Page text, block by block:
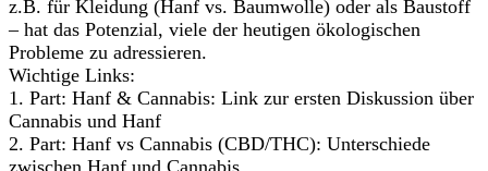
z.B. für Kleidung (Hanf vs. Baumwolle) oder als Baustoff
– hat das Potenzial, viele der heutigen ökologischen
Probleme zu adressieren.
Wichtige Links:
1. Part: Hanf & Cannabis: Link zur ersten Diskussion über
Cannabis und Hanf
2. Part: Hanf vs Cannabis (CBD/THC): Unterschiede
zwischen Hanf und Cannabis